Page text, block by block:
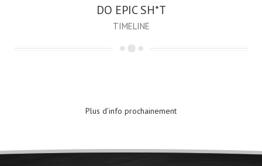
DO EPIC SH*T
TIMELINE
Plus d’info prochainement